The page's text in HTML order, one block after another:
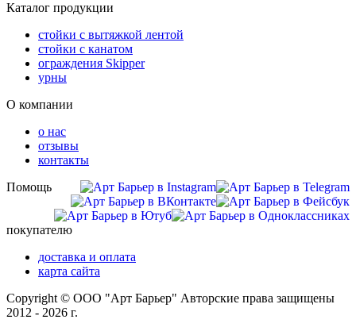
Каталог продукции
стойки с вытяжкой лентой
стойки с канатом
ограждения Skipper
урны
О компании
о нас
отзывы
контакты
Помощь
покупателю
доставка и оплата
карта сайта
Copyright © ООО "Арт Барьер" Авторские права защищены
2012 - 2026 г.